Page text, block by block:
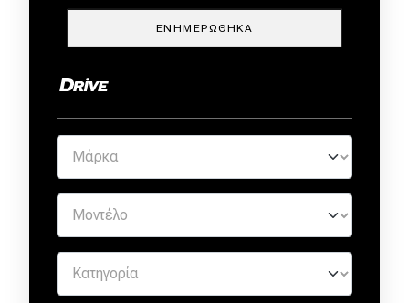
ΜΕΤΑΧΕΙΡΙΣΜΕΝΑ ΑΠΟ
ΕΝΗΜΕΡΏΘΗΚΑ